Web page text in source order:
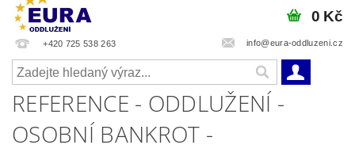
+420 725 538 263 info@eura-oddluzeni.cz
0 Kč
REFERENCE - ODDLUŽENÍ -
OSOBNÍ BANKROT -